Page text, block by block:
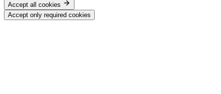
Accept all cookies
Accept only required cookies